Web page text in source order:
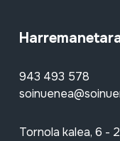
943 493 578
Tornola kalea, 6 -